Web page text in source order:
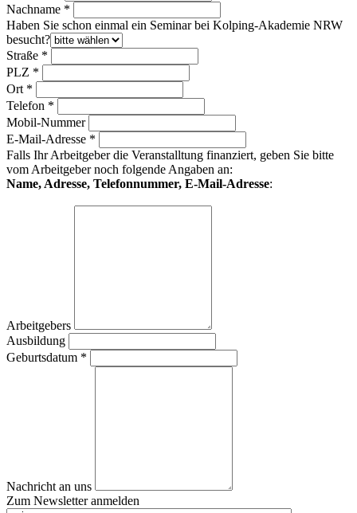
Nachname *
Haben Sie schon einmal ein Seminar bei Kolping-Akademie NRW
besucht?
Straße *
PLZ *
Ort *
Telefon *
Mobil-Nummer
E-Mail-Adresse *
Falls Ihr Arbeitgeber die Veranstalltung finanziert, geben Sie bitte
vom Arbeitgeber noch folgende Angaben an:
Name, Adresse, Telefonnummer, E-Mail-Adresse:
Arbeitgebers
Ausbildung
Geburtsdatum *
Nachricht an uns
Zum Newsletter anmelden